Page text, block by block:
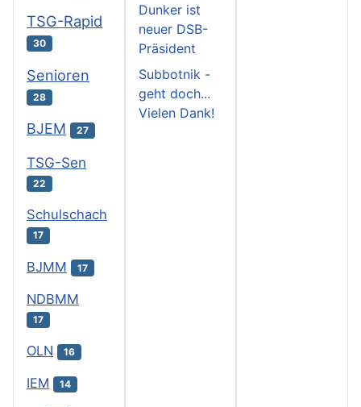
TSG-Rapid
30
Senioren
28
BJEM 27
TSG-Sen
22
Schulschach
17
BJMM 17
NDBMM
17
OLN 16
IEM 14
Dunker ist
neuer DSB-
Präsident
Subbotnik -
geht doch...
Vielen Dank!